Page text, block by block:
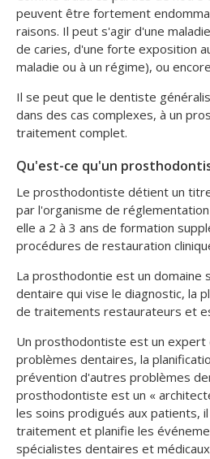
peuvent être fortement
raisons. Il peut s'agir d'une
de caries, d'une forte exposition
maladie ou à un régime), ou
Il se peut que le dentiste
dans des cas complexes, à un
traitement complet.
Qu'est-ce qu'un
Le prosthodontiste détient un
par l'organisme de
elle a 2 à 3 ans de formation
procédures de restauration
La prosthodontie est un domaine
dentaire qui vise le diagnostic, la
de traitements restaurateurs et
Un prosthodontiste est un expert
problèmes dentaires, la
prévention d'autres problèmes
prosthodontiste est un «
les soins prodigués aux patients,
traitement et planifie les
spécialistes dentaires et